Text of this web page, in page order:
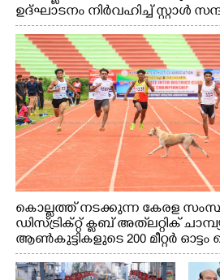
ഉദ്ഘാടനം നിർവഹിച്ച് സ്റ്റാൾ
വി.ഡി. സതീശൻ. മന്ത്രി അനൂപ്
കൊല്ലത്ത് നടക്കുന്ന കേരള
ഡിസ്ട്രിക്റ്റ് ക്ലബ് അത്‌ലറ്റിക്
ആൺകുട്ടികളുടെ 200 മീറ്റർ
മത്സരത്തിനിടെ സിന്തറ്റിക്
നായകൾ.